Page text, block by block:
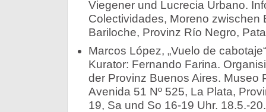
Viegener und Lucrecia Urbano.
Colectividades, Moreno zwischen
Bariloche, Provinz Río Negro,
Marcos López, „Vuelo de
Kurator: Fernando Farina.
der Provinz Buenos Aires. Museo
Avenida 51 Nº 525, La Plata,
19, Sa und So 16-19 Uhr. 18.5.-